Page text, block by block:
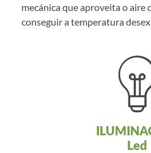
mecánica que aproveita o aire
conseguir a temperatura
Led